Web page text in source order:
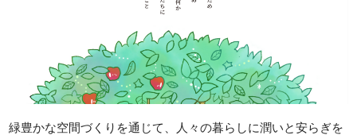
緑豊かな空間づくりを通じて、人々の暮らしに潤いと安らぎを